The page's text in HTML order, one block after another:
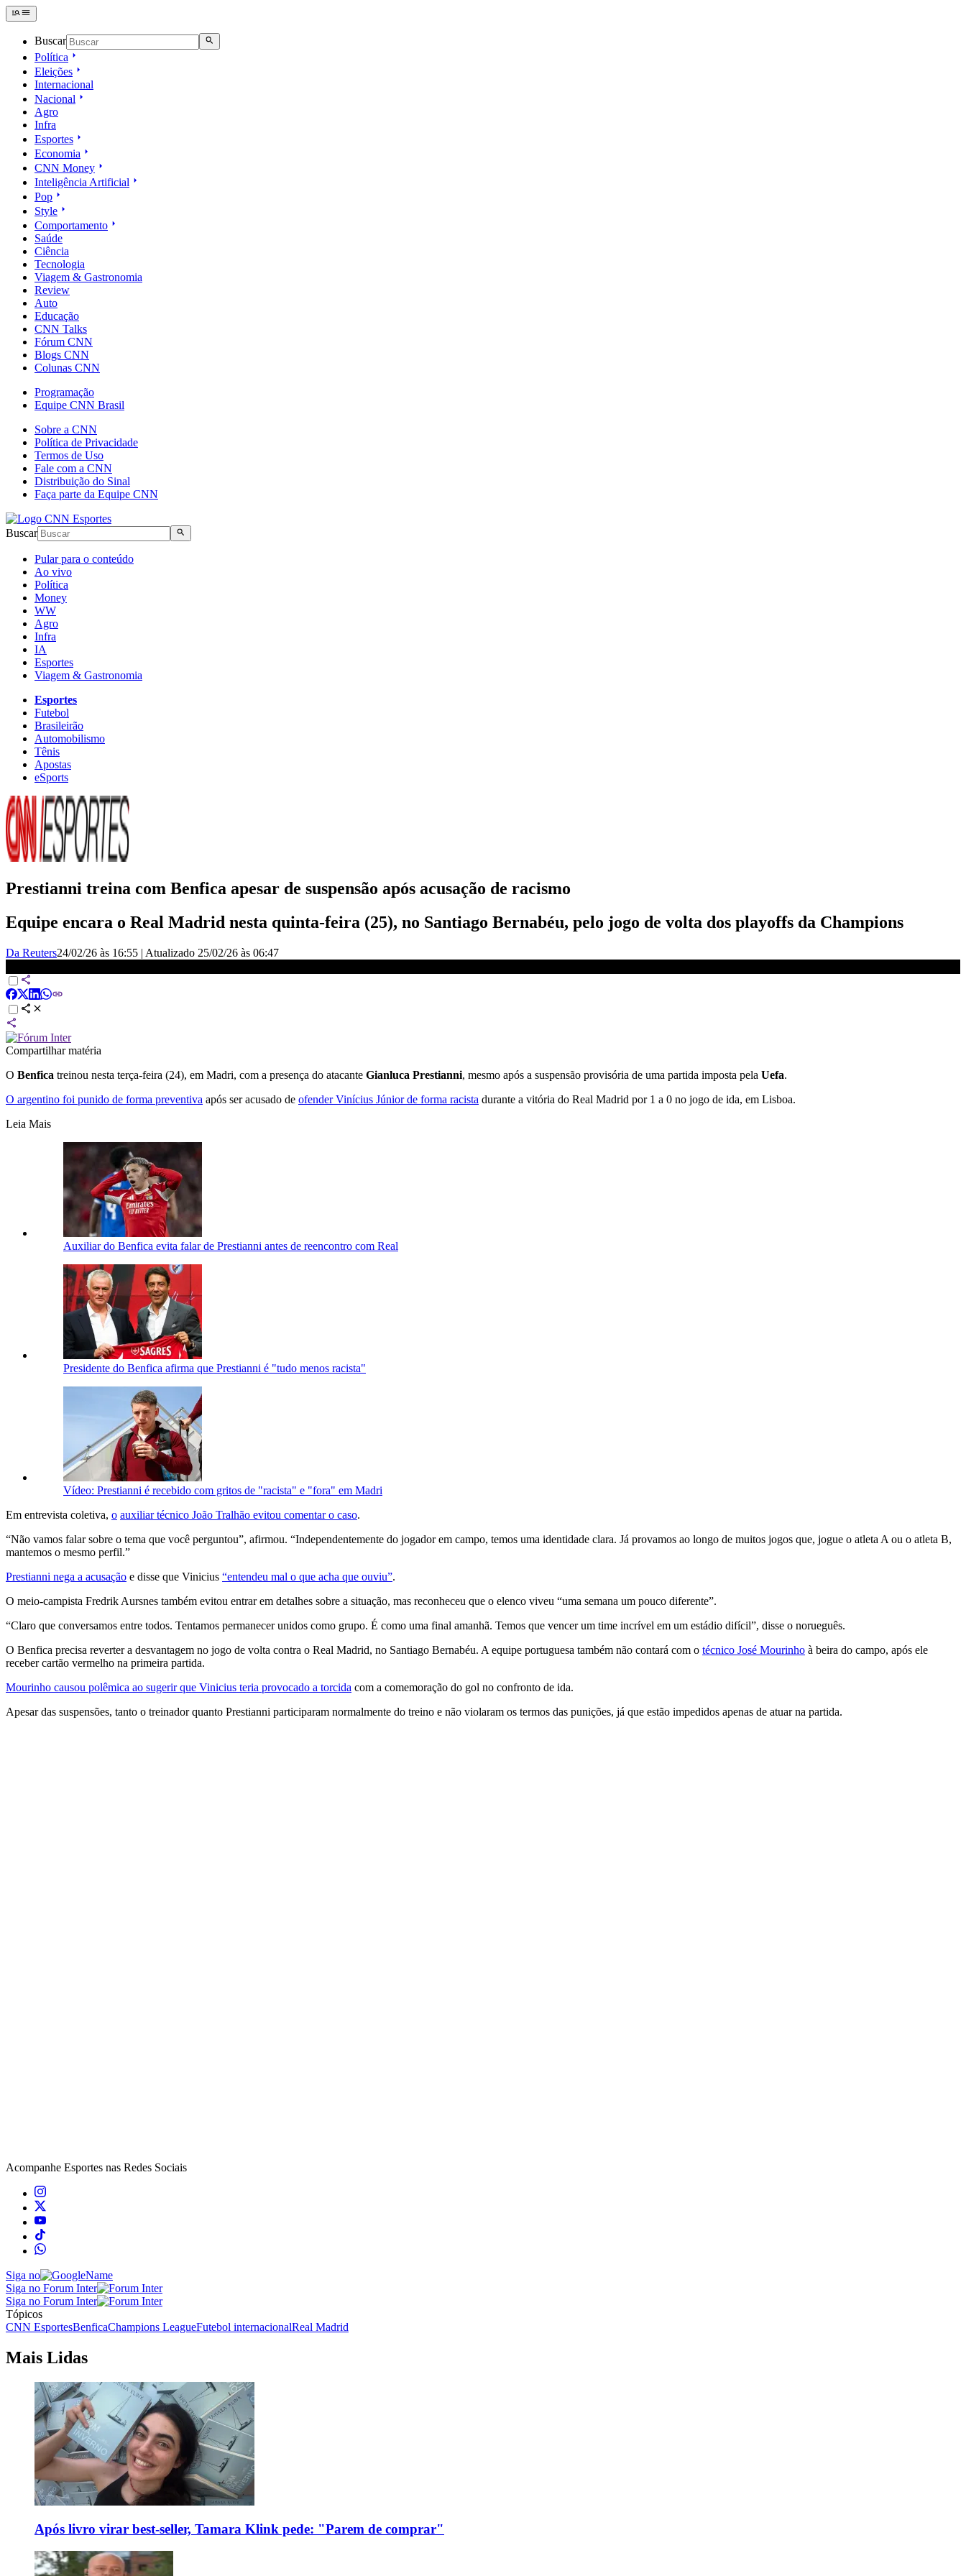
Buscar
Política
Eleições
Internacional
Nacional
Agro
Infra
Esportes
Economia
CNN Money
Inteligência Artificial
Pop
Style
Comportamento
Saúde
Ciência
Tecnologia
Viagem & Gastronomia
Review
Auto
Educação
CNN Talks
Fórum CNN
Blogs CNN
Colunas CNN
Programação
Equipe CNN Brasil
Sobre a CNN
Política de Privacidade
Termos de Uso
Fale com a CNN
Distribuição do Sinal
Faça parte da Equipe CNN
Buscar
Pular para o conteúdo
Ao vivo
Política
Money
WW
Agro
Infra
IA
Esportes
Viagem & Gastronomia
Esportes
Futebol
Brasileirão
Automobilismo
Tênis
Apostas
eSports
Prestianni treina com Benfica apesar de suspensão após acusação de racismo
Equipe encara o Real Madrid nesta quinta-feira (25), no Santiago Bernabéu, pelo jogo de volta dos playoffs da Champions
Da Reuters24/02/26 às 16:55 | Atualizado 25/02/26 às 06:47
Compartilhar matéria
O Benfica treinou nesta terça-feira (24), em Madri, com a presença do atacante Gianluca Prestianni, mesmo após a suspensão provisória de uma partida imposta pela Uefa.
O argentino foi punido de forma preventiva após ser acusado de ofender Vinícius Júnior de forma racista durante a vitória do Real Madrid por 1 a 0 no jogo de ida, em Lisboa.
Leia Mais
Auxiliar do Benfica evita falar de Prestianni antes de reencontro com Real
Presidente do Benfica afirma que Prestianni é "tudo menos racista"
Vídeo: Prestianni é recebido com gritos de "racista" e "fora" em Madri
Em entrevista coletiva, o auxiliar técnico João Tralhão evitou comentar o caso.
“Não vamos falar sobre o tema que você perguntou”, afirmou. “Independentemente do jogador em campo, temos uma identidade clara. Já provamos ao longo de muitos jogos que, jogue o atleta A ou o atleta B,
mantemos o mesmo perfil.”
Prestianni nega a acusação e disse que Vinicius “entendeu mal o que acha que ouviu”.
O meio-campista Fredrik Aursnes também evitou entrar em detalhes sobre a situação, mas reconheceu que o elenco viveu “uma semana um pouco diferente”.
“Claro que conversamos entre todos. Tentamos permanecer unidos como grupo. É como uma final amanhã. Temos que vencer um time incrível em um estádio difícil”, disse o norueguês.
O Benfica precisa reverter a desvantagem no jogo de volta contra o Real Madrid, no Santiago Bernabéu. A equipe portuguesa também não contará com o técnico José Mourinho à beira do campo, após ele
receber cartão vermelho na primeira partida.
Mourinho causou polêmica ao sugerir que Vinicius teria provocado a torcida com a comemoração do gol no confronto de ida.
Apesar das suspensões, tanto o treinador quanto Prestianni participaram normalmente do treino e não violaram os termos das punições, já que estão impedidos apenas de atuar na partida.
Acompanhe Esportes nas Redes Sociais
Siga no
Siga no Forum Inter
Siga no Forum Inter
Tópicos
CNN EsportesBenficaChampions LeagueFutebol internacionalReal Madrid
Mais Lidas
Após livro virar best-seller, Tamara Klink pede: "Parem de comprar"